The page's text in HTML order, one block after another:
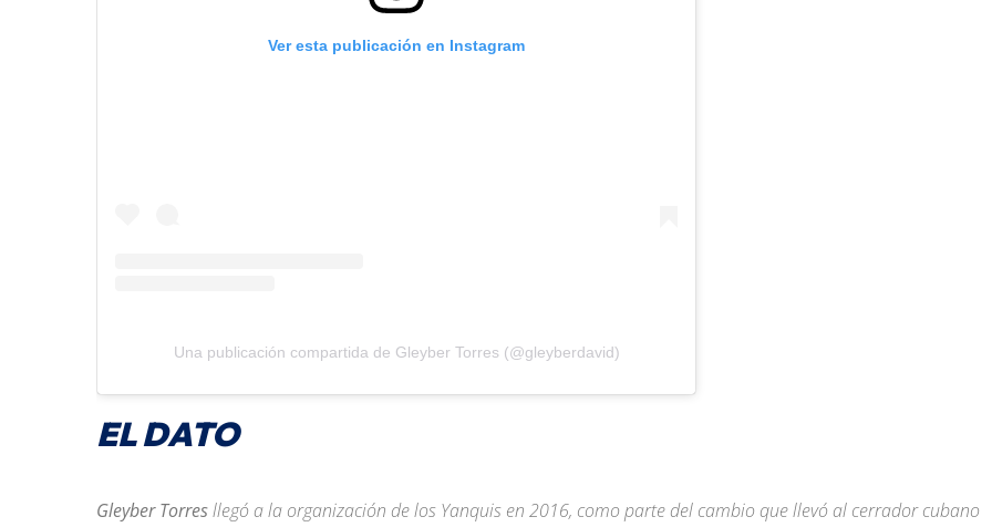
Ver esta publicación en Instagram
Una publicación compartida de Gleyber Torres (@gleyberdavid)
EL DATO
Gleyber Torresllegó a la organización de los Yanquis en 2016, como parte del cambio que llevó al cerrador cubano